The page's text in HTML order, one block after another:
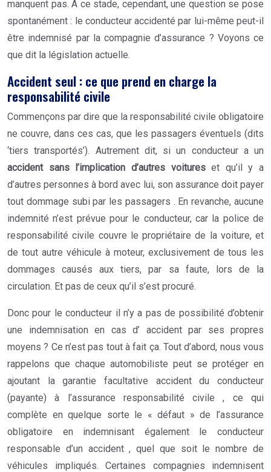
manquent pas. A ce stade, cependant, une question se pose
spontanément : le conducteur accidenté par lui-même peut-il
être indemnisé par la compagnie d’assurance ? Voyons ce
que dit la législation actuelle.
Accident seul : ce que prend en charge la
responsabilité civile
Commençons par dire que la responsabilité civile obligatoire
ne couvre, dans ces cas, que les passagers éventuels (dits
‘tiers transportés’). Autrement dit, si un conducteur a un
accident sans l’implication d’autres voitureset qu’il y a
d’autres personnes à bord avec lui, son assurance doit payer
tout dommage subi par les passagers . En revanche, aucune
indemnité n’est prévue pour le conducteur, car la police de
responsabilité civile couvre le propriétaire de la voiture, et
de tout autre véhicule à moteur, exclusivement de tous les
dommages causés aux tiers, par sa faute, lors de la
circulation. Et pas de ceux qu’il s’est procuré.
Donc pour le conducteur il n’y a pas de possibilité d’obtenir
une indemnisation en cas d’ accident par ses propres
moyens ? Ce n’est pas tout à fait ça. Tout d’abord, nous vous
rappelons que chaque automobiliste peut se protéger en
ajoutant la garantie facultative accident du conducteur
(payante) à l’assurance responsabilité civile , ce qui
complète en quelque sorte le « défaut » de l’assurance
obligatoire en indemnisant également le conducteur
responsable d’un accident , quel que soit le nombre de
véhicules impliqués. Certaines compagnies indemnisent